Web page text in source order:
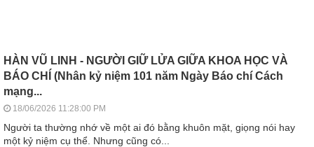
HÀN VŨ LINH - NGƯỜI GIỮ LỬA GIỮA KHOA HỌC VÀ
BÁO CHÍ (Nhân kỷ niệm 101 năm Ngày Báo chí Cách
mạng...
18/06/2026 11:28:00 PM
Người ta thường nhớ về một ai đó bằng khuôn mặt, giọng nói hay
một kỷ niệm cụ thể. Nhưng cũng có...